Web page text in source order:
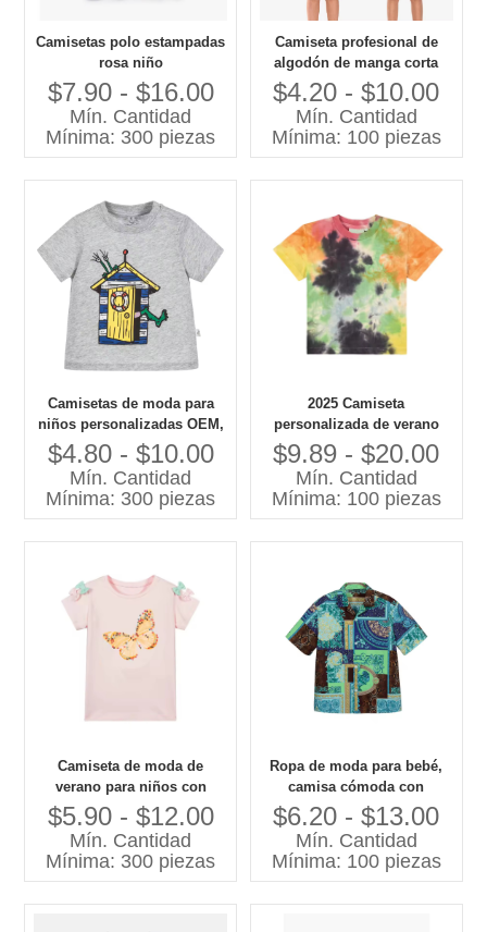
Camisetas polo estampadas
rosa niño
$7.90 - $16.00
Mín. Cantidad
Mínima: 300 piezas
Camiseta profesional de
algodón de manga corta
para niños de Guangzhou al
por mayor
$4.20 - $10.00
Mín. Cantidad
Mínima: 100 piezas
Camisetas de moda para
niños personalizadas OEM,
últimos diseños de
camisetas para niños, tela
100% de algodón, estilo
informal, ropa para niños de
$4.80 - $10.00
Mín. Cantidad
Mínima: 300 piezas
2025 Camiseta
personalizada de verano
con teñido anudado para
niños, Top informal de
Jersey para niños
pequeños, camisetas
$9.89 - $20.00
Mín. Cantidad
Mínima: 100 piezas
Camiseta de moda de
verano para niños con
bonita camiseta de algodón
con lentejuelas y estampado
de mariposas para niñas
$5.90 - $12.00
Mín. Cantidad
Mínima: 300 piezas
Ropa de moda para bebé,
camisa cómoda con
estampado de estilo
coreano, patrón de dibujos
animados de primavera
$6.20 - $13.00
Mín. Cantidad
Mínima: 100 piezas